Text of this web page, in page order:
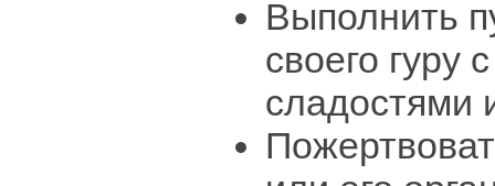
Выполнить
своего гуру
сладостями